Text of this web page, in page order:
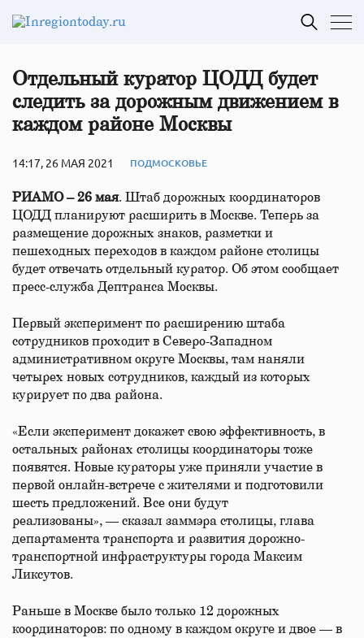
Отдельный куратор ЦОДД будет
следить за дорожным движением в
каждом районе Москвы
14:17, 26 МАЯ 2021 ПОДМОСКОВЬЕ
РИАМО – 26 мая. Штаб дорожных координаторов
ЦОДД планируют расширить в Москве. Теперь за
размещение дорожных знаков, разметки и
пешеходных переходов в каждом районе столицы
будет отвечать отдельный куратор. Об этом сообщает
пресс-служба Дептранса Москвы.
Первый эксперимент по расширению штаба
сотрудников проходит в Северо-Западном
административном округе Москвы, там наняли
четырех новых сотрудников, каждый из которых
курирует по два района.
«Если эксперимент докажет свою эффективность, в
остальных районах столицы координаторы тоже
появятся. Новые кураторы уже приняли участие в
первой онлайн-встрече с жителями и подготовили
шесть предложений. Все они будут
реализованы», — сказал заммэра столицы, глава
департамента транспорта и развития дорожно-
транспортной инфраструктуры города Максим
Ликсутов.
Раньше в Москве было только 12 дорожных
координаторов: по одному в каждом округе и двое — в